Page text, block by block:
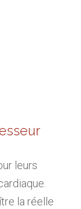
leurs
la réelle